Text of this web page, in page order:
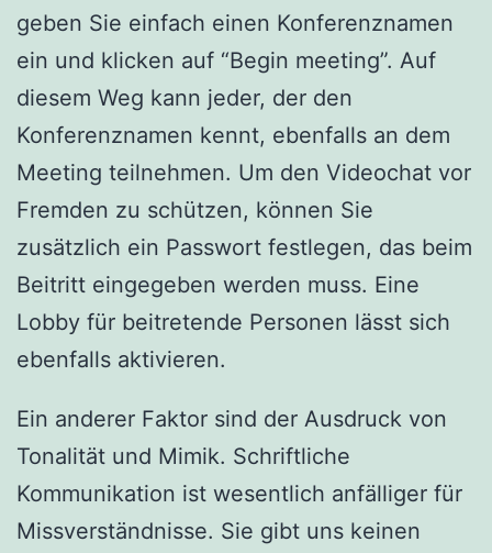
geben Sie einfach einen Konferenznamen
ein und klicken auf “Begin meeting”. Auf
diesem Weg kann jeder, der den
Konferenznamen kennt, ebenfalls an dem
Meeting teilnehmen. Um den Videochat vor
Fremden zu schützen, können Sie
zusätzlich ein Passwort festlegen, das beim
Beitritt eingegeben werden muss. Eine
Lobby für beitretende Personen lässt sich
ebenfalls aktivieren.
Ein anderer Faktor sind der Ausdruck von
Tonalität und Mimik. Schriftliche
Kommunikation ist wesentlich anfälliger für
Missverständnisse. Sie gibt uns keinen